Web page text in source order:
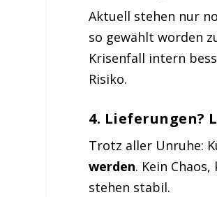
Aktuell stehen nur
so gewählt worden
Krisenfall intern
Risiko.
4. Lieferungen?
Trotz aller Unruhe:
werden. Kein
stehen stabil.